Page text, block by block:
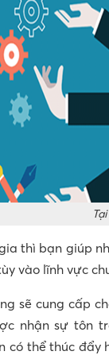
thì bạn giúp
vào lĩnh vực
sẽ cung cấp
nhận sự tôn
có thể thúc